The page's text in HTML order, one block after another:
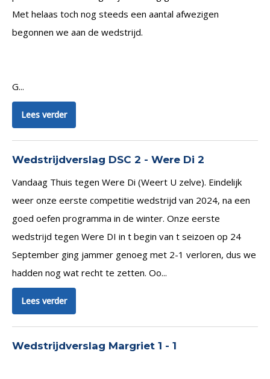
Met helaas toch nog steeds een aantal afwezigen
begonnen we aan de wedstrijd.
G...
Lees verder
Wedstrijdverslag DSC 2 - Were Di 2
Vandaag Thuis tegen Were Di (Weert U zelve). Eindelijk
weer onze eerste competitie wedstrijd van 2024, na een
goed oefen programma in de winter. Onze eerste
wedstrijd tegen Were DI in t begin van t seizoen op 24
September ging jammer genoeg met 2-1 verloren, dus we
hadden nog wat recht te zetten. Oo...
Lees verder
Wedstrijdverslag Margriet 1 - 1